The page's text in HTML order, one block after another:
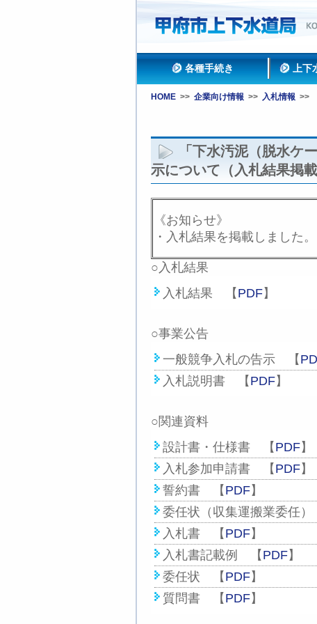
各種手続き 上
HOME >> 企業向け情報 >> 入札情報 >>
「下水汚泥（脱水ケ
示について（入札結果掲載
《お知らせ》
・入札結果を掲載しました
○入札結果
入札結果 【 PDF】
○事業公告
一般競争入札の告示 【
入札説明書 【 PDF】
○関連資料
設計書・仕様書 【 PDF】
入札参加申請書 【 PDF】
誓約書 【 PDF】
委任状（収集運搬業委任
入札書 【 PDF】
入札書記載例 【 PDF】
委任状 【 PDF】
質問書 【 PDF】